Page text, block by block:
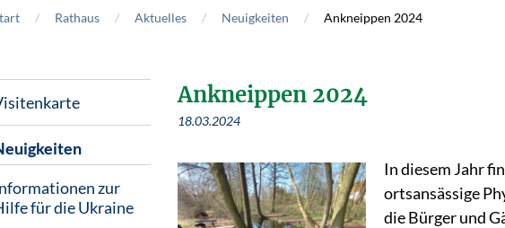
Rathaus Aktuelles Neuigkeiten Ankneippen 2024
zur
für die Ukraine
Ankneippen 2024
18.03.2024
In diesem Jahr
ortsansässige
die Bürger und